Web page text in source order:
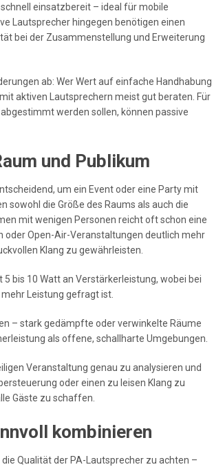
einsatzbereit – ideal für mobile
Lautsprecher hingegen benötigen einen
bei der Zusammenstellung und Erweiterung
ab: Wer Wert auf einfache Handhabung
aktiven Lautsprechern meist gut beraten. Für
werden sollen, können passive
und Publikum
um ein Event oder eine Party mit
sowohl die Größe des Raums als auch die
mit wenigen Personen reicht oft schon eine
oder Open-Air-Veranstaltungen deutlich mehr
Klang zu gewährleisten.
bis 10 Watt an Verstärkerleistung, wobei bei
Leistung gefragt ist.
– stark gedämpfte oder verwinkelte Räume
als offene, schallharte Umgebungen.
Veranstaltung genau zu analysieren und
oder einen zu leisen Klang zu
Gäste zu schaffen.
kombinieren
Qualität der PA-Lautsprecher zu achten –